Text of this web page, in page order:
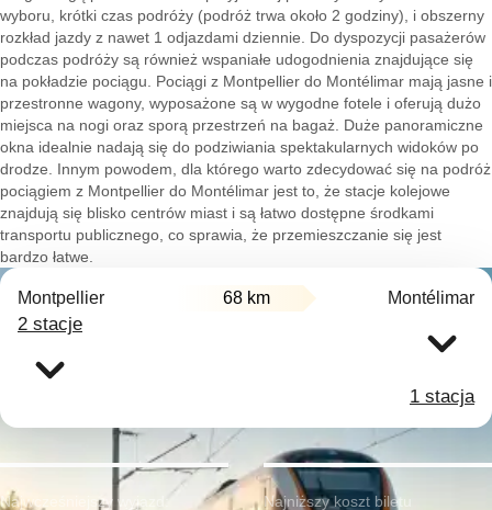
wyboru, krótki czas podróży (podróż trwa około 2 godziny), i obszerny
rozkład jazdy z nawet 1 odjazdami dziennie. Do dyspozycji pasażerów
podczas podróży są również wspaniałe udogodnienia znajdujące się
na pokładzie pociągu. Pociągi z Montpellier do Montélimar mają jasne i
przestronne wagony, wyposażone są w wygodne fotele i oferują dużo
miejsca na nogi oraz sporą przestrzeń na bagaż. Duże panoramiczne
okna idealnie nadają się do podziwiania spektakularnych widoków po
drodze. Innym powodem, dla którego warto zdecydować się na podróż
pociągiem z Montpellier do Montélimar jest to, że stacje kolejowe
znajdują się blisko centrów miast i są łatwo dostępne środkami
transportu publicznego, co sprawia, że przemieszczanie się jest
bardzo łatwe.
Montpellier 68 km Montélimar
2 stacje
1 stacja
Najwcześniejszy wyjazd:
Najniższy koszt biletu